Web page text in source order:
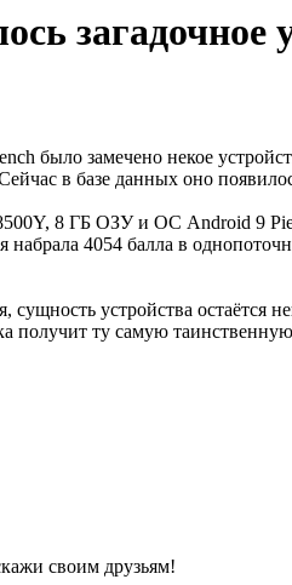
загадочное
было замечено некое
в базе данных оно
8 ГБ ОЗУ и ОС Android 9 Pie.
набрала 4054 балла в
сущность устройства
получит ту самую
своим друзьям!